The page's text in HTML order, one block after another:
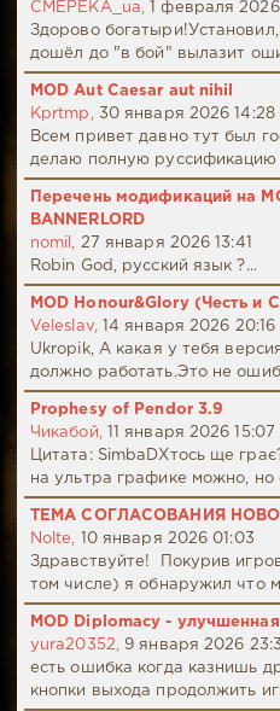
CMEPEKA_ua,
1 февраля 2026
Здорово
дошёл до "в бой" вылазит
MOD Aut Caesar aut nihil
Kprtmp, 30 января 2026 14:28
Всем привет давно тут был
делаю полную руссификацию
Перечень модификаций на
BANNERLORD
nomil, 27 января 2026 13:41
Robin God, русский язык ?...
MOD Honour&Glory (Честь и
Veleslav,
14 января 2026 20:16
Ukropik, А какая у тебя
должно работать.Это не
Prophesy of Pendor 3.9
Чикабой,
11 января 2026 15:07
Цитата: SimbaDХтось ще
на ультра графике можно, но
ТЕМА СОГЛАСОВАНИЯ
Nolte,
10 января 2026 01:03
Здравствуйте! Покурив
том числе) я обнаружил что
MOD Diplomacy - улучшенная
yura20352, 9 января 2026
есть ошибка когда казнишь
кнопки выхода продолжить